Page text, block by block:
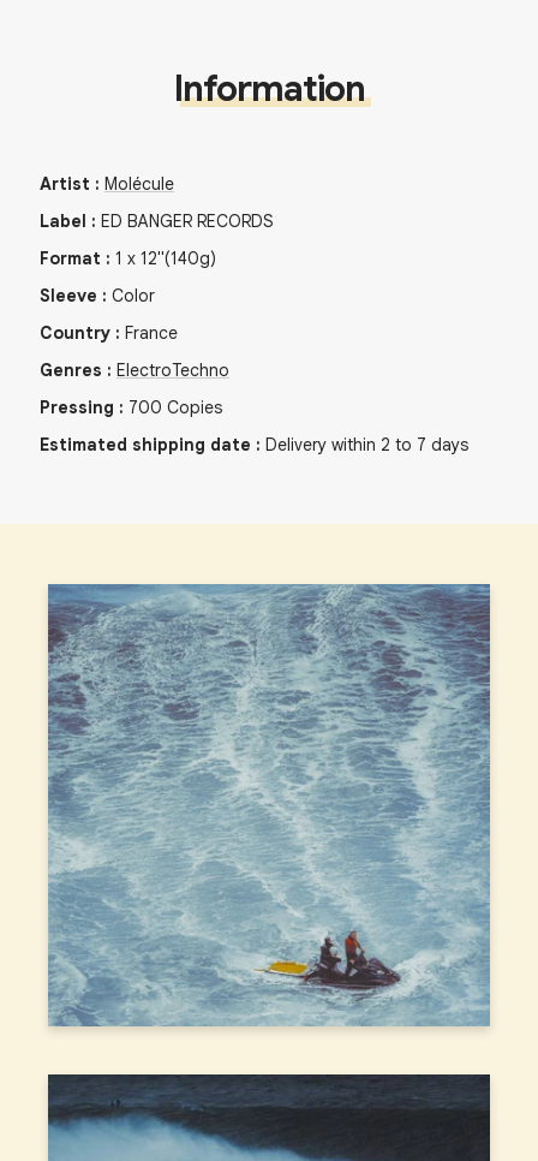
Information
Artist : Molécule
Label : ED BANGER RECORDS
Format : 1 x 12"(140g)
Sleeve : Color
Country : France
Genres : ElectroTechno
Pressing : 700 Copies
Estimated shipping date : Delivery within 2 to 7 days